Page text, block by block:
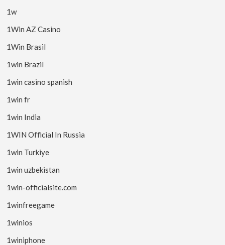
1w
1Win AZ Casino
1Win Brasil
1win Brazil
1win casino spanish
1win fr
1win India
1WIN Official In Russia
1win Turkiye
1win uzbekistan
1win-officialsite.com
1winfreegame
1winios
1winiphone